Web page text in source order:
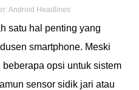
Android Headlines
satu hal penting yang
smartphone. Meski
opsi untuk sistem
sensor sidik jari atau